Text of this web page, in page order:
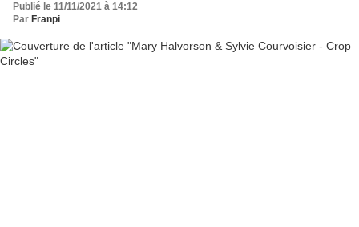
Publié le 11/11/2021 à 14:12
Par Franpi